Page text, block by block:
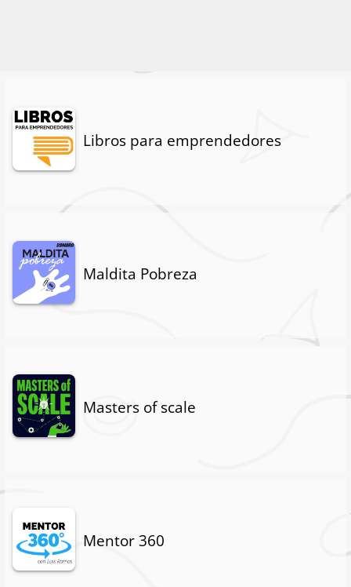
Libros para emprendedores
Maldita Pobreza
Masters of scale
Mentor 360